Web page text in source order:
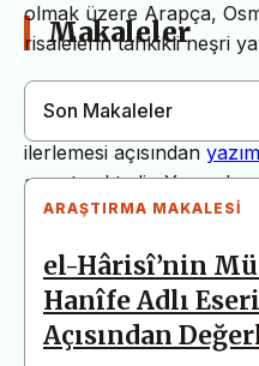
olmak üzere Arapça,
risalelerin tahkikli neşri
Dergimiz yayın
ilerlemesi açısından
arz etmektedir. Yazım
başvurular
edilecektir. Bu nedenle
önce çalışmanızın
düzenlendiğinden emin
Yayın İnceleme Süreci
Makaleler
Son Makaleler
ARAŞTIRMA MAKALESI
el-Hârisî’nin
Hanîfe Adlı
Açısından